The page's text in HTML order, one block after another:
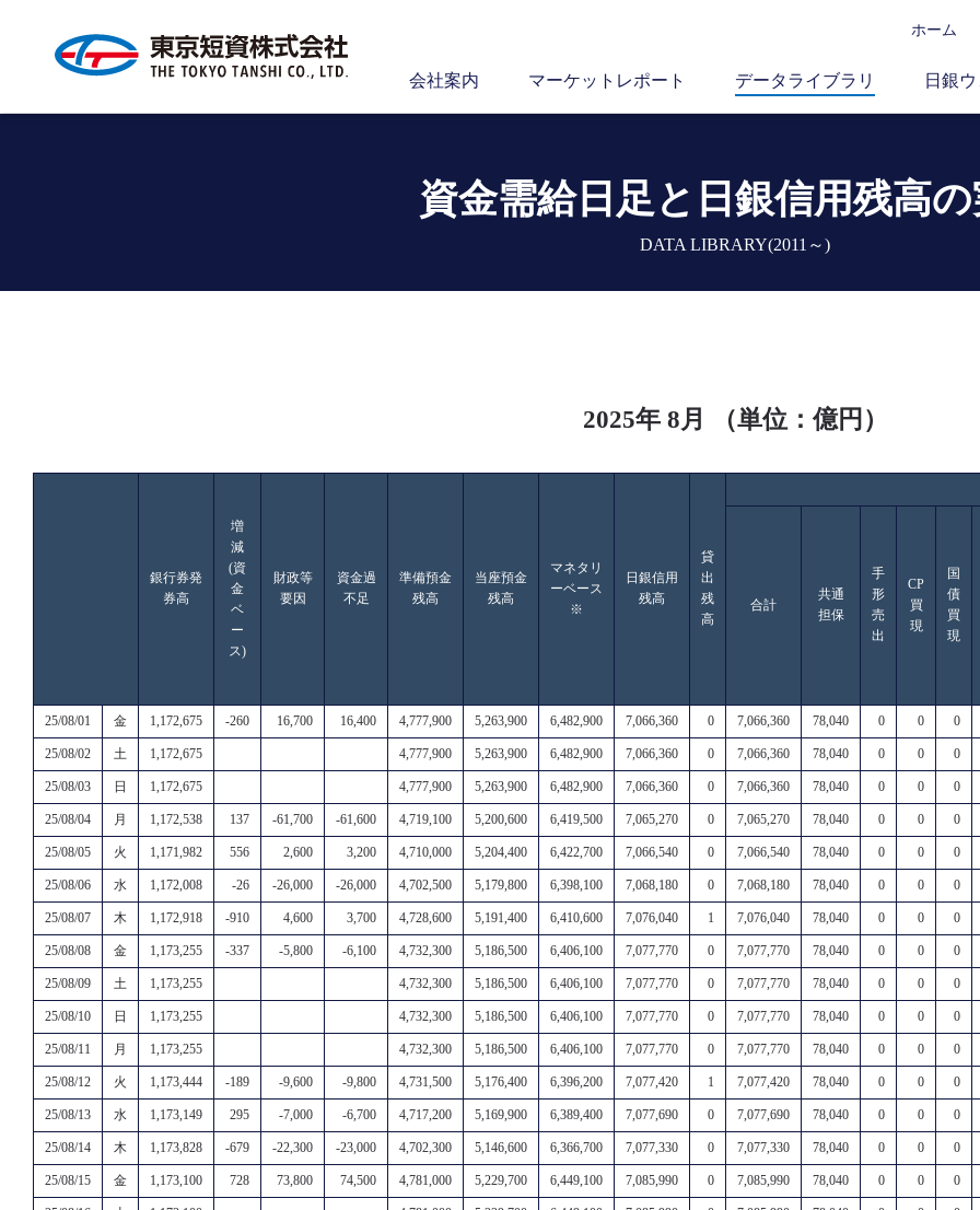
ホーム
会社案内 マーケットレポート データライブラリ 日銀
資金需給日足と 日銀信用残高
DATA LIBRARY(2011～)
2025年 8月 （単位：億円）
銀行券発
券高
増
減
(資
金
ベ
ー
ス)
財政等
要因
資金過
不足
準備預金
残高
当座預金
残高
マネタリ
ーベース
※
日銀信用
残高
貸
出
残
高
合計
共通
担保
手
形
売
出
CP
買
現
国
債
買
現
25/08/01 金 1,172,675 -260 16,700 16,400 4,777,900 5,263,900 6,482,900 7,066,360 0 7,066,360 78,040 0 0 0
25/08/02 土 1,172,675 4,777,900 5,263,900 6,482,900 7,066,360 0 7,066,360 78,040 0 0 0
25/08/03 日 1,172,675 4,777,900 5,263,900 6,482,900 7,066,360 0 7,066,360 78,040 0 0 0
25/08/04 月 1,172,538 137 -61,700 -61,600 4,719,100 5,200,600 6,419,500 7,065,270 0 7,065,270 78,040 0 0 0
25/08/05 火 1,171,982 556 2,600 3,200 4,710,000 5,204,400 6,422,700 7,066,540 0 7,066,540 78,040 0 0 0
25/08/06 水 1,172,008 -26 -26,000 -26,000 4,702,500 5,179,800 6,398,100 7,068,180 0 7,068,180 78,040 0 0 0
25/08/07 木 1,172,918 -910 4,600 3,700 4,728,600 5,191,400 6,410,600 7,076,040 1 7,076,040 78,040 0 0 0
25/08/08 金 1,173,255 -337 -5,800 -6,100 4,732,300 5,186,500 6,406,100 7,077,770 0 7,077,770 78,040 0 0 0
25/08/09 土 1,173,255 4,732,300 5,186,500 6,406,100 7,077,770 0 7,077,770 78,040 0 0 0
25/08/10 日 1,173,255 4,732,300 5,186,500 6,406,100 7,077,770 0 7,077,770 78,040 0 0 0
25/08/11 月 1,173,255 4,732,300 5,186,500 6,406,100 7,077,770 0 7,077,770 78,040 0 0 0
25/08/12 火 1,173,444 -189 -9,600 -9,800 4,731,500 5,176,400 6,396,200 7,077,420 1 7,077,420 78,040 0 0 0
25/08/13 水 1,173,149 295 -7,000 -6,700 4,717,200 5,169,900 6,389,400 7,077,690 0 7,077,690 78,040 0 0 0
25/08/14 木 1,173,828 -679 -22,300 -23,000 4,702,300 5,146,600 6,366,700 7,077,330 0 7,077,330 78,040 0 0 0
25/08/15 金 1,173,100 728 73,800 74,500 4,781,000 5,229,700 6,449,100 7,085,990 0 7,085,990 78,040 0 0 0